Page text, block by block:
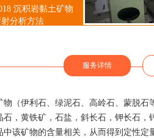
沉积岩黏土矿物
分析方法
服务详情
（伊利石、绿泥石、高岭石、蒙脱
，黄铁矿，石盐，斜长石，钾长石
该矿物的含量相关，从而得到定性定